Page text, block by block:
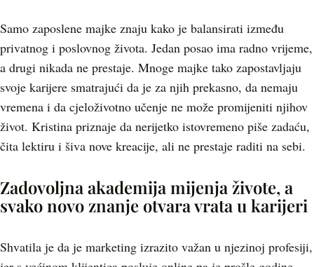
Samo zaposlene majke znaju kako je balansirati između
privatnog i poslovnog života. Jedan posao ima radno vrijeme,
a drugi nikada ne prestaje. Mnoge majke tako zapostavljaju
svoje karijere smatrajući da je za njih prekasno, da nemaju
vremena i da cjeloživotno učenje ne može promijeniti njihov
život. Kristina priznaje da nerijetko istovremeno piše zadaću,
čita lektiru i šiva nove kreacije, ali ne prestaje raditi na sebi.
Zadovoljna akademija mijenja živote, a
svako novo znanje otvara vrata u karijeri
Shvatila je da je marketing izrazito važan u njezinoj profesiji,